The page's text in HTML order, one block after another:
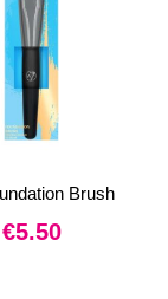
Brush
€5.50